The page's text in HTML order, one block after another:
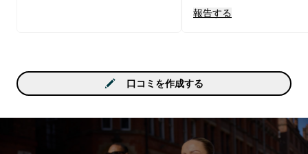
報告する
口コミを作成する